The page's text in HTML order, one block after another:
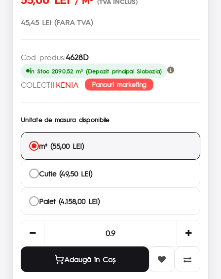
45,45 LEI (FARA TVA)
Cod produs:4628D
În Stoc 2090.52 m² (Depozit principal Slobozia)
COLECTII:KENIA Panouri marketing
Unitate de masura disponibile
m² (55,00 LEI)
Cutie (49,50 LEI)
Palet (4.158,00 LEI)
Adaugă în Coş